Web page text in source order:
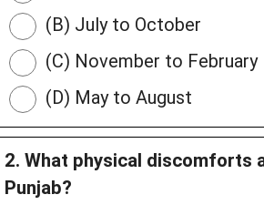
(B) July to October
(C) November to February
(D) May to August
2. What physical discomforts
Punjab?